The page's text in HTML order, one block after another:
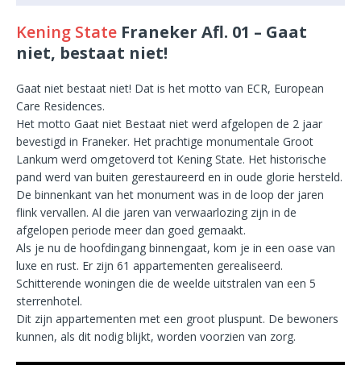
Kening State Franeker Afl. 01 – Gaat
niet, bestaat niet!
Gaat niet bestaat niet! Dat is het motto van ECR, European
Care Residences.
Het motto Gaat niet Bestaat niet werd afgelopen de 2 jaar
bevestigd in Franeker. Het prachtige monumentale Groot
Lankum werd omgetoverd tot Kening State. Het historische
pand werd van buiten gerestaureerd en in oude glorie hersteld.
De binnenkant van het monument was in de loop der jaren
flink vervallen. Al die jaren van verwaarlozing zijn in de
afgelopen periode meer dan goed gemaakt.
Als je nu de hoofdingang binnengaat, kom je in een oase van
luxe en rust. Er zijn 61 appartementen gerealiseerd.
Schitterende woningen die de weelde uitstralen van een 5
sterrenhotel.
Dit zijn appartementen met een groot pluspunt. De bewoners
kunnen, als dit nodig blijkt, worden voorzien van zorg.